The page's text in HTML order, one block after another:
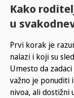
Kako
u
Prvi korak je
nalazi i koji su
Umesto da
važno je ponuditi
nivoa, ali dostižni